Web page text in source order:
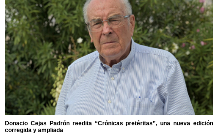
Donacio Cejas Padrón reedita “Crónicas pretéritas”, una nueva edición
corregida y ampliada